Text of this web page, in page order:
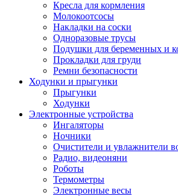
Кресла для кормления
Молокоотсосы
Накладки на соски
Одноразовые трусы
Подушки для беременных и
Прокладки для груди
Ремни безопасности
Ходунки и прыгунки
Прыгунки
Ходунки
Электронные устройства
Ингаляторы
Ночники
Очистители и увлажнители
Радио, видеоняни
Роботы
Термометры
Электронные весы